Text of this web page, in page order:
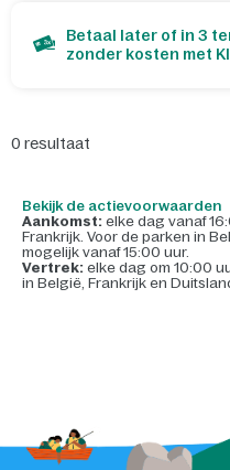
Betaal later of in 3
zonder kosten met
0 resultaat
Bekijk de actievoorwaarden
Aankomst: elke dag vanaf
Frankrijk. Voor de parken in
mogelijk vanaf 15:00 uur.
Vertrek: elke dag om 10:00
in België, Frankrijk en